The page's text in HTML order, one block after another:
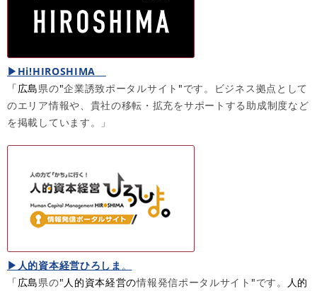
▶Hi!HIROSHIMA
「広島県の"​​企業誘致ポータルサイト "​です。ビジネス拠点として
のエリア情報や、貴社の移転・拡充をサポートする助成制度など
を掲載しています。」
▶人的資本経営ひろしま 。
「広島県の"​人的資本経営の​情報発信ポータルサイト "​です。
人的